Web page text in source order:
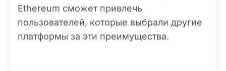
Ethereum сможет привлечь
пользователей, которые выбрали другие
платформы за эти преимущества.